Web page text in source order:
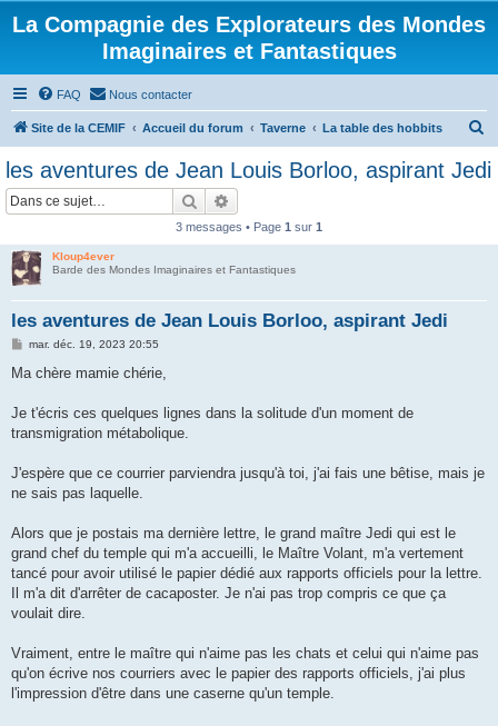
La Compagnie des Explorateurs des Mondes
Imaginaires et Fantastiques
FAQ Nous contacter
Site de la CEMIF Accueil du forum Taverne La table des hobbits
c
les aventures de Jean Louis Borloo, aspirant Jedi
Rechercher
3 messages • Page 1 sur 1
Kloup4ever
Barde des Mondes Imaginaires et Fantastiques
les aventures de Jean Louis Borloo, aspirant Jedi
M
s
g
mar. déc. 19, 2023 20:55
Ma chère mamie chérie,
Je t'écris ces quelques lignes dans la solitude d'un moment de
transmigration métabolique.
J'espère que ce courrier parviendra jusqu'à toi, j'ai fais une bêtise, mais je
ne sais pas laquelle.
Alors que je postais ma dernière lettre, le grand maître Jedi qui est le
grand chef du temple qui m'a accueilli, le Maître Volant, m'a vertement
tancé pour avoir utilisé le papier dédié aux rapports officiels pour la lettre.
Il m'a dit d'arrêter de cacaposter. Je n'ai pas trop compris ce que ça
voulait dire.
Vraiment, entre le maître qui n'aime pas les chats et celui qui n'aime pas
qu'on écrive nos courriers avec le papier des rapports officiels, j'ai plus
l'impression d'être dans une caserne qu'un temple.